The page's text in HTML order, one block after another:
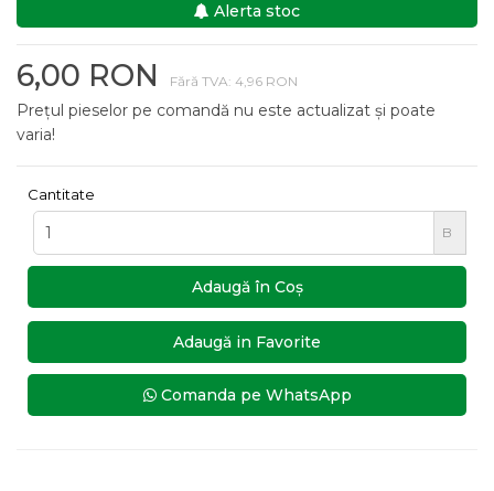
Alerta stoc
6,00 RON Fără TVA: 4,96 RON
Prețul pieselor pe comandă nu este actualizat și poate
varia!
Cantitate
B
Adaugă în Coş
Adaugă in Favorite
Comanda pe WhatsApp